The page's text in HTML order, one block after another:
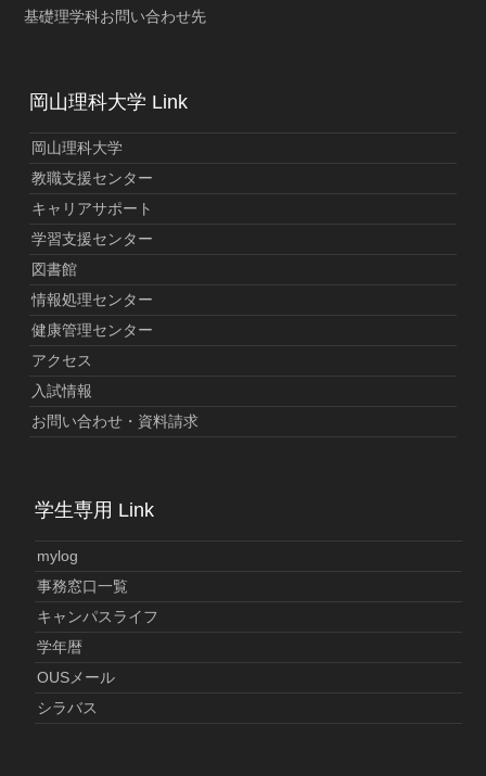
基礎理学科お問い合わせ先
岡山理科大学 Link
岡山理科大学
教職支援センター
キャリアサポート
学習支援センター
図書館
情報処理センター
健康管理センター
アクセス
入試情報
お問い合わせ・資料請求
学生専用 Link
mylog
事務窓口一覧
キャンパスライフ
学年暦
OUSメール
シラバス